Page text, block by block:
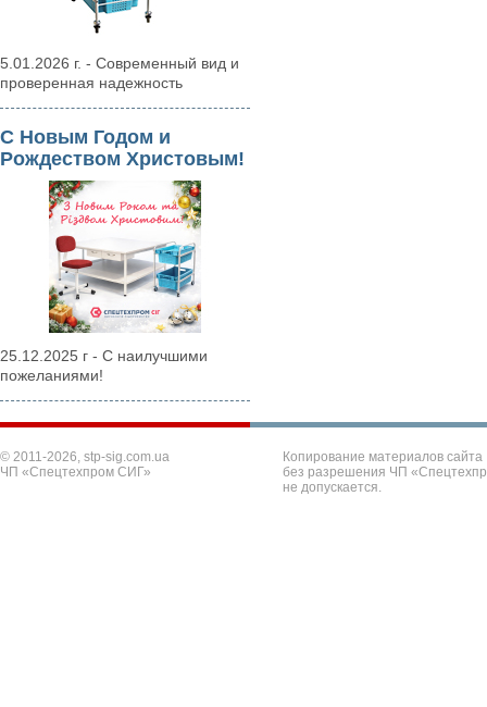
5.01.2026 г. - Современный вид и
проверенная надежность
С Новым Годом и
Рождеством Христовым!
25.12.2025 г - С наилучшими
пожеланиями!
© 2011-2026, stp-sig.com.ua
ЧП «Спецтехпром СИГ»
Копирование материалов сайта
без разрешения ЧП
не допускается.